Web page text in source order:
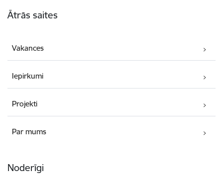
Ātrās saites
Vakances
Iepirkumi
Projekti
Par mums
Noderīgi